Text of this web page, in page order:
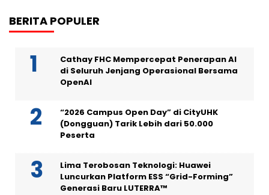
BERITA POPULER
Cathay FHC Mempercepat Penerapan AI
di Seluruh Jenjang Operasional Bersama
OpenAI
“2026 Campus Open Day” di CityUHK
(Dongguan) Tarik Lebih dari 50.000
Peserta
Lima Terobosan Teknologi: Huawei
Luncurkan Platform ESS “Grid-Forming”
Generasi Baru LUTERRA™